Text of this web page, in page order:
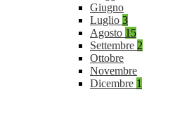
Giugno
Luglio 3
Agosto 15
Settembre 2
Ottobre
Novembre
Dicembre 1